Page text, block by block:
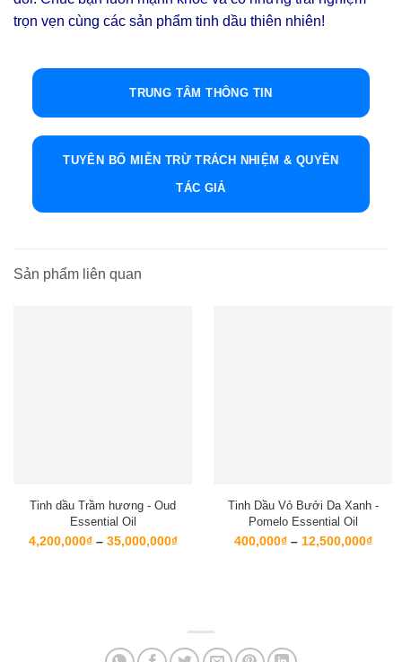
trọn vẹn cùng các sản phẩm tinh dầu thiên nhiên!
TRUNG TÂM THÔNG TIN
TUYÊN BỐ MIỄN TRỪ TRÁCH NHIỆM & QUYỀN
TÁC GIẢ
Sản phẩm liên quan
Tinh dầu Trầm hương - Oud
Essential Oil
4,200,000₫ – 35,000,000₫Khoảng
Tinh Dầu Vỏ Bưởi Da Xanh -
Pomelo Essential Oil
400,000₫ – 12,500,000₫